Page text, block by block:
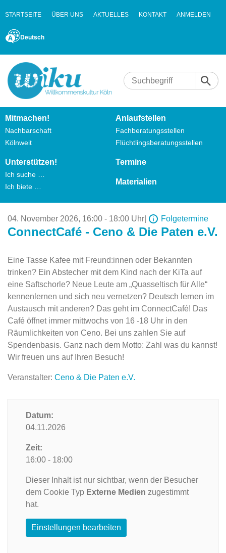
STARTSEITE ÜBER UNS AKTUELLES KONTAKT ANMELDEN
Deutsch
Mitmachen!
Nachbarschaft
Kölnweit
Anlaufstellen
Fachberatungsstellen
Flüchtlingsberatungsstellen
Unterstützen!
Ich suche …
Ich biete …
Termine
Materialien
04. November 2026, 16:00 - 18:00 Uhr Folgetermine
ConnectCafé - Ceno & Die Paten e.V.
Eine Tasse Kafee mit Freund:innen oder Bekannten
trinken? Ein Abstecher mit dem Kind nach der KiTa auf
eine Saftschorle? Neue Leute am „Quasseltisch für Alle“
kennenlernen und sich neu vernetzen? Deutsch lernen im
Austausch mit anderen? Das geht im ConnectCafé! Das
Café öffnet immer mittwochs von 16 -18 Uhr in den
Räumlichkeiten von Ceno. Bei uns zahlen Sie auf
Spendenbasis. Ganz nach dem Motto: Zahl was du kannst!
Wir freuen uns auf Ihren Besuch!
Veranstalter: Ceno & Die Paten e.V.
Datum:
04.11.2026
Zeit:
16:00 - 18:00
Dieser Inhalt ist nur sichtbar, wenn der Besucher
dem Cookie Typ Externe Medien zugestimmt
hat.
Einstellungen bearbeiten